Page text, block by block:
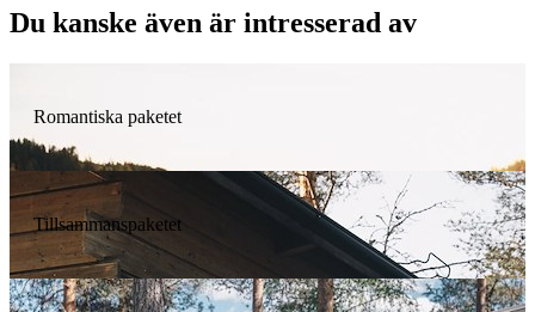
Du kanske även är intresserad av
Romantiska paketet
Tillsammanspaketet